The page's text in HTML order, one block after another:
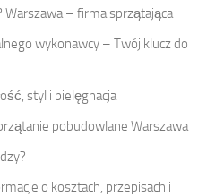
Warszawa – firma sprzątająca
wykonawcy – Twój klucz do
styl i pielęgnacja
pobudowlane Warszawa
o kosztach, przepisach i